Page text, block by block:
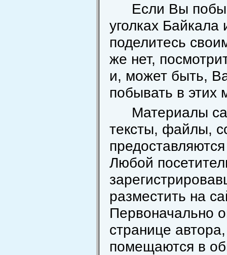
Если Вы
уголках
поделитесь
же нет,
и, может быть,
побывать в этих
Материалы
тексты, файлы,
Любой
разместить на
Первоначально
странице
помещаются в